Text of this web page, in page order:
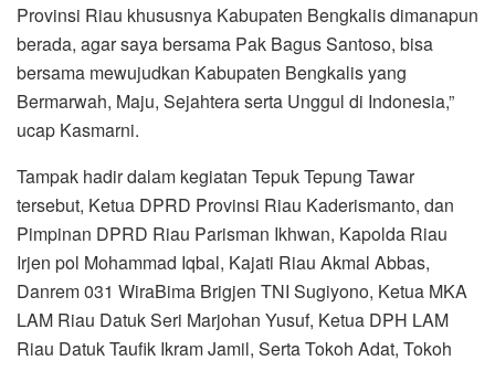
Provinsi Riau khususnya Kabupaten Bengkalis dimanapun
berada, agar saya bersama Pak Bagus Santoso, bisa
bersama mewujudkan Kabupaten Bengkalis yang
Bermarwah, Maju, Sejahtera serta Unggul di Indonesia,”
ucap Kasmarni.
Tampak hadir dalam kegiatan Tepuk Tepung Tawar
tersebut, Ketua DPRD Provinsi Riau Kaderismanto, dan
Pimpinan DPRD Riau Parisman Ikhwan, Kapolda Riau
Irjen pol Mohammad Iqbal, Kajati Riau Akmal Abbas,
Danrem 031 WiraBima Brigjen TNI Sugiyono, Ketua MKA
LAM Riau Datuk Seri Marjohan Yusuf, Ketua DPH LAM
Riau Datuk Taufik Ikram Jamil, Serta Tokoh Adat, Tokoh